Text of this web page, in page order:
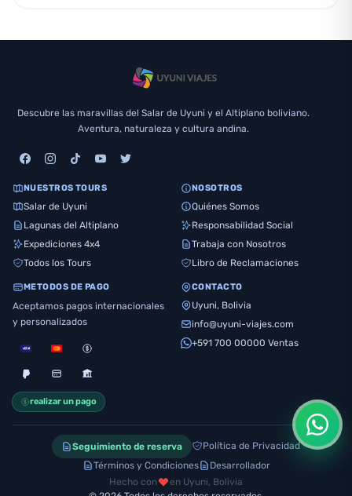
Descubre las maravillas del Salar de Uyuni y el Altiplano boliviano.
Aventura, naturaleza y cultura andina.
NUESTROS TOURS
Salar de Uyuni
Lagunas del Altiplano
Expediciones 4x4
Todos los Tours
NOSOTROS
Quiénes Somos
Responsabilidad Social
Trabaja con Nosotros
Libro de Reclamaciones
METODOS DE PAGO
Aceptamos pagos internacionales
y personalizados
realizar un pago
CONTACTO
Uyuni, Bolivia
info@uyuni-viajes.com
+591 700 00000 Ventas
Seguimiento de reserva
Política de Privacidad
Términos y Condiciones
Desarrollador
Hecho con
en Uyuni, Bolivia